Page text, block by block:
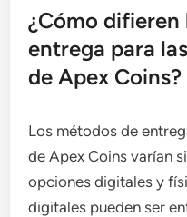
¿Cómo
entrega para
de Apex Coins?
Los métodos de
de Apex Coins varían
opciones digitales y
digitales pueden ser